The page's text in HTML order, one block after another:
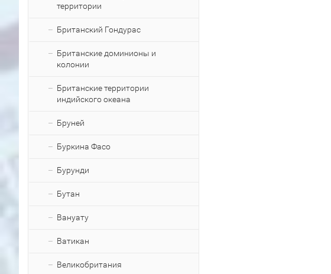
территории
Британский Гондурас
Британские доминионы и
колонии
Британские территории
индийского океана
Бруней
Буркина Фасо
Бурунди
Бутан
Вануату
Ватикан
Великобритания